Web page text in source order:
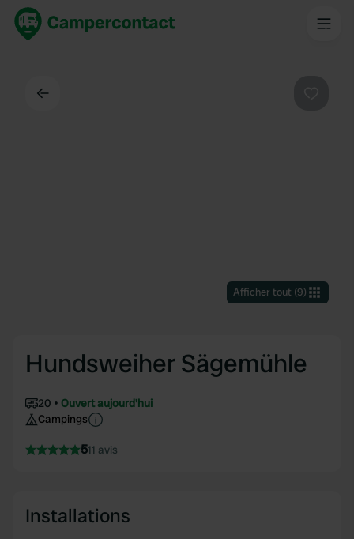
Afficher tout(9)
Hundsweiher Sägemühle
20
Ouvert aujourd'hui
Campings
511 avis
Installations